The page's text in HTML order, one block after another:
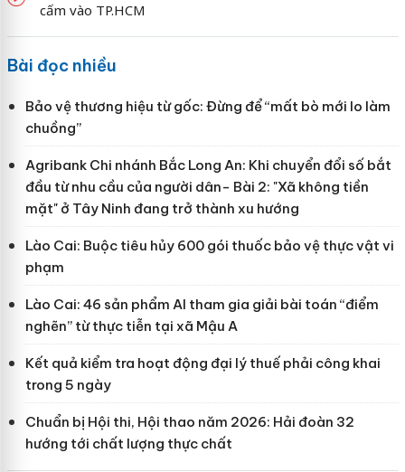
cấm vào TP.HCM
Bài đọc nhiều
Bảo vệ thương hiệu từ gốc: Đừng để “mất bò mới lo làm
chuồng”
Agribank Chi nhánh Bắc Long An: Khi chuyển đổi số bắt
đầu từ nhu cầu của người dân- Bài 2: "Xã không tiền
mặt" ở Tây Ninh đang trở thành xu hướng
Lào Cai: Buộc tiêu hủy 600 gói thuốc bảo vệ thực vật vi
phạm
Lào Cai: 46 sản phẩm AI tham gia giải bài toán “điểm
nghẽn” từ thực tiễn tại xã Mậu A
Kết quả kiểm tra hoạt động đại lý thuế phải công khai
trong 5 ngày
Chuẩn bị Hội thi, Hội thao năm 2026: Hải đoàn 32
hướng tới chất lượng thực chất